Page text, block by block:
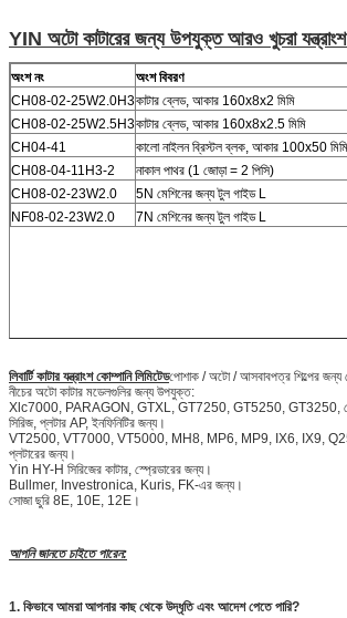
YIN অটো কাটারের জন্য উপযুক্ত আরও খুচরা
অংশ নং
অংশ বিবরণ
CH08-02-25W2.0H3কাটার ব্লেড, আকার 160x8x2 মিমি
CH08-02-25W2.5H3কাটার ব্লেড, আকার 160x8x2.5 মিমি
CH04-41
কালো নাইলন ব্রিস্টল ব্লক, আকার 100x50 মিমি
CH08-04-11H3-2
নাকাল পাথর (1 জোড়া = 2 পিসি)
CH08-02-23W2.0
5N মেশিনের জন্য টুল গাইড L
NF08-02-23W2.0
7N মেশিনের জন্য টুল গাইড L
লিবার্টি কাটার যন্ত্রাংশ কোম্পানি লিমিটেডপোশাক / অটো / আসবাবপত্র শিল্পের জন্য
নীচের অটো কাটার মডেলগুলির জন্য উপযুক্ত:
Xlc7000, PARAGON, GTXL, GT7250, GT5250, GT3250,
সিরিজ, প্লটার AP, ইনফিনিটির জন্য।
VT2500, VT7000, VT5000, MH8, MP6, MP9, IX6, IX9,
প্লটারের জন্য।
Yin HY-H সিরিজের কাটার, স্প্রেডারের জন্য।
Bullmer, Investronica, Kuris, FK-এর জন্য।
সোজা ছুরি 8E, 10E, 12E।
আপনি জানতে চাইতে পারেন:
1. কিভাবে আমরা আপনার কাছ থেকে উদ্ধৃতি এবং আদেশ পেতে পারি?